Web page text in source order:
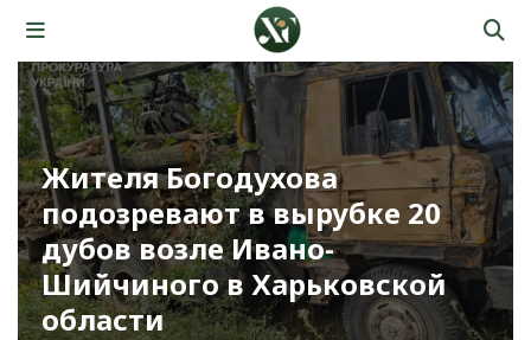
Жителя Богодухова
подозревают в вырубке 20
дубов возле Ивано-
Шийчиного в Харьковской
области